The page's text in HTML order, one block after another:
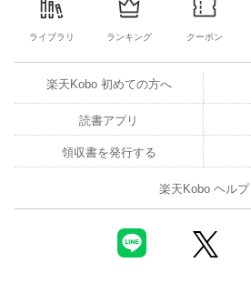
ライブラリ ランキング クーポン
楽天Kobo 初めての方へ
読書アプリ
領収書を発行する
楽天Kobo ヘルプ